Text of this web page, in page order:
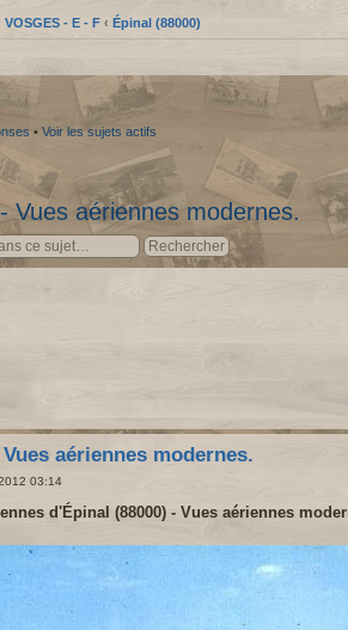
VOSGES - E - F ‹ Épinal (88000)
• Voir les sujets actifs
Vues aériennes modernes.
aériennes modernes.
03:14
d'Épinal (88000) - Vues aériennes